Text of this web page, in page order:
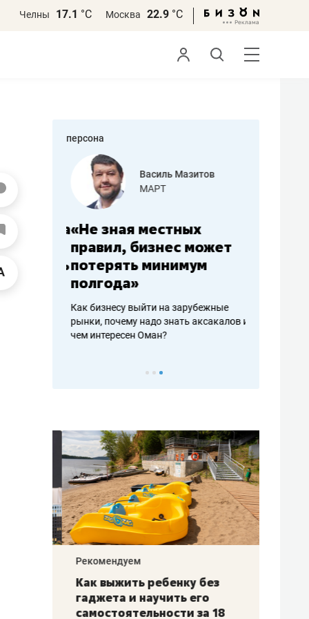
Челны 17.1 °С Москва 22.9 °С
персона
работа
Василь Мазитов
МАРТ
«Не зная местных
правил, бизнес может
потерять минимум
полгода»
Как бизнесу выйти на зарубежные
рынки, почему надо знать аксакалов и
чем интересен Оман?
Рекомендуем
Как выжить ребенку без
гаджета и научить его
самостоятельности за 18